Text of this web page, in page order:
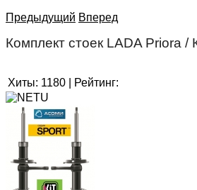
Предыдущий Вперед
Комплект стоек LADA
Хиты: 1180 Рейтинг: